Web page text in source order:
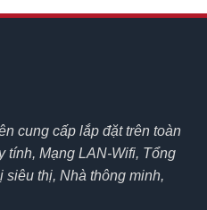
cung cấp lắp đặt trên toàn
tính, Mạng LAN-Wifi, Tổng
siêu thị, Nhà thông minh,